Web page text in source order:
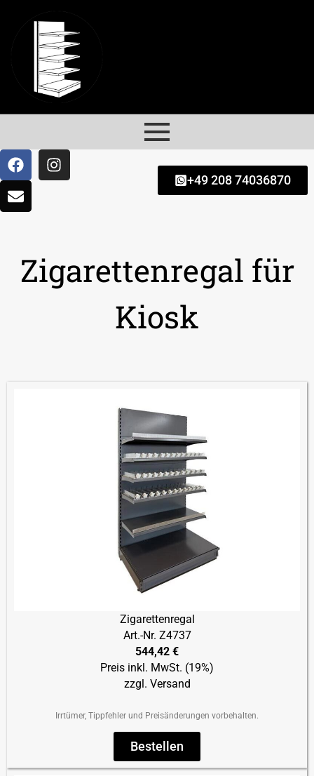
+49 208 74036870
Zigarettenregal für
Kiosk
Zigarettenregal
Art.-Nr. Z4737
544,42 €
Preis inkl. MwSt. (19%)
zzgl. Versand
Irrtümer, Tippfehler und Preisänderungen vorbehalten.
Bestellen